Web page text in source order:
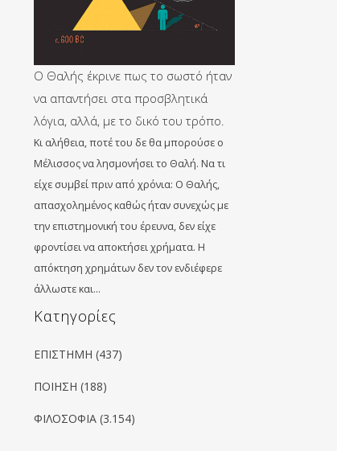
Ο Θαλής έκρινε πως το σωστό ήταν
να απαντήσει στα προσβλητικά
λόγια, αλλά, με το δικό του τρόπο.
Κι αλήθεια, ποτέ του δε θα μπορούσε ο
Μέλισσος να λησμονήσει το Θαλή. Να τι
είχε συμβεί πριν από χρόνια: Ο Θαλής,
απασχολημένος καθώς ήταν συνεχώς με
την επιστημονική του έρευνα, δεν είχε
φροντίσει να αποκτήσει χρήματα. Η
απόκτηση χρημάτων δεν τον ενδιέφερε
άλλωστε και…
Kατηγορίες
ΕΠΙΣΤΗΜΗ (437)
ΠΟΙΗΣΗ (188)
ΦΙΛΟΣΟΦΙΑ (3.154)